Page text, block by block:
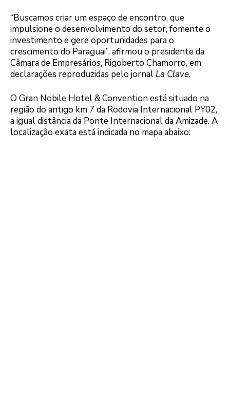
“Buscamos criar um espaço de encontro, que
impulsione o desenvolvimento do setor, fomente o
investimento e gere oportunidades para o
crescimento do Paraguai”, afirmou o presidente da
Câmara de Empresários, Rigoberto Chamorro, em
declarações reproduzidas pelo jornalLa Clave.
O Gran Nobile Hotel & Convention está situado na
região do antigo km 7 da Rodovia Internacional PY02,
a igual distância da Ponte Internacional da Amizade. A
localização exata está indicada no mapa abaixo: